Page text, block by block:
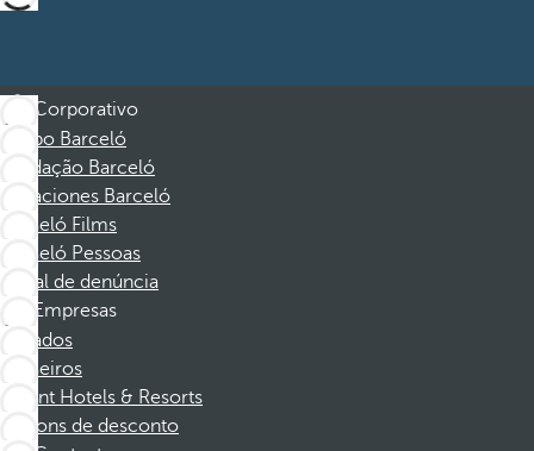
Corporativo
Grupo Barceló
Fundação Barceló
Vacaciones Barceló
Barceló Films
Barceló Pessoas
Canal de denúncia
Empresas
Afiliados
Parceiros
Dorint Hotels & Resorts
Cupons de desconto